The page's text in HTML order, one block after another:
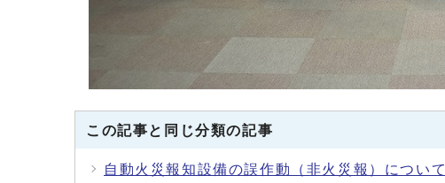
この記事と同じ分類の記事
自動火災報知設備の誤作動（非火災報）について